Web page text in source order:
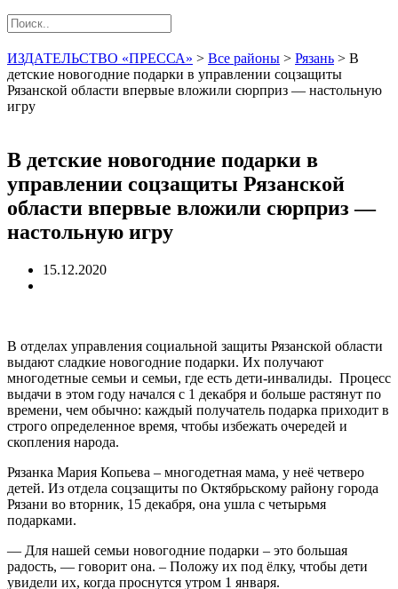
ИЗДАТЕЛЬСТВО «ПРЕССА» > Все районы > Рязань > В
детские новогодние подарки в управлении соцзащиты
Рязанской области впервые вложили сюрприз — настольную
игру
В детские новогодние подарки в
управлении соцзащиты Рязанской
области впервые вложили сюрприз —
настольную игру
15.12.2020
В отделах управления социальной защиты Рязанской области
выдают сладкие новогодние подарки. Их получают
многодетные семьи и семьи, где есть дети-инвалиды. Процесс
выдачи в этом году начался с 1 декабря и больше растянут по
времени, чем обычно: каждый получатель подарка приходит в
строго определенное время, чтобы избежать очередей и
скопления народа.
Рязанка Мария Копьева – многодетная мама, у неё четверо
детей. Из отдела соцзащиты по Октябрьскому району города
Рязани во вторник, 15 декабря, она ушла с четырьмя
подарками.
— Для нашей семьи новогодние подарки – это большая
радость, — говорит она. – Положу их под ёлку, чтобы дети
увидели их, когда проснутся утром 1 января.